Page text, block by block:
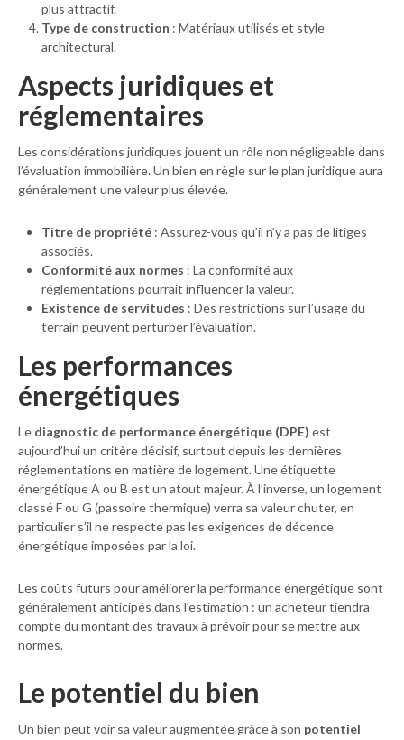
plus attractif.
Type de construction : Matériaux utilisés et style
architectural.
Aspects juridiques et
réglementaires
Les considérations juridiques jouent un rôle non négligeable dans
l’évaluation immobilière. Un bien en règle sur le plan juridique aura
généralement une valeur plus élevée.
Titre de propriété : Assurez-vous qu’il n’y a pas de litiges
associés.
Conformité aux normes : La conformité aux
réglementations pourrait influencer la valeur.
Existence de servitudes : Des restrictions sur l’usage du
terrain peuvent perturber l’évaluation.
Les performances
énergétiques
Le diagnostic de performance énergétique (DPE) est
aujourd’hui un critère décisif, surtout depuis les dernières
réglementations en matière de logement. Une étiquette
énergétique A ou B est un atout majeur. À l’inverse, un logement
classé F ou G (passoire thermique) verra sa valeur chuter, en
particulier s’il ne respecte pas les exigences de décence
énergétique imposées par la loi.
Les coûts futurs pour améliorer la performance énergétique sont
généralement anticipés dans l’estimation : un acheteur tiendra
compte du montant des travaux à prévoir pour se mettre aux
normes.
Le potentiel du bien
Un bien peut voir sa valeur augmentée grâce à son potentiel